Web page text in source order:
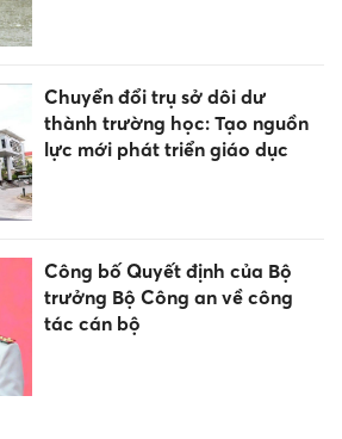
Chuyển đổi trụ sở dôi dư
thành trường học: Tạo nguồn
lực mới phát triển giáo dục
Công bố Quyết định của Bộ
trưởng Bộ Công an về công
tác cán bộ